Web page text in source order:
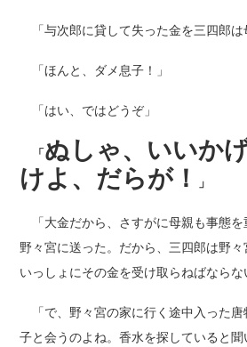
「与次郎に貸して失った金を三四郎は
「ほんと、ダメ息子！」
「はい、ではどうぞ」
「ぬしゃ、いいか
けよ、だらが！ 」
「大金だから、さすがに母親も事態
野々宮に送った。だから、三四郎は野
いっしょにその金を受け取らねばならな
「で、野々宮の家に行く途中入った唐
子と会うのよね。香水を探していると